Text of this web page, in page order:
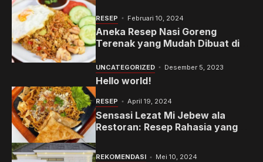
RESEP Februari 10, 2024
Aneka Resep Nasi Goreng
Terenak yang Mudah Dibuat di
Rumah
UNCATEGORIZED Desember 5, 2023
Hello world!
RESEP April 19, 2024
Sensasi Lezat Mi Jebew ala
Restoran: Resep Rahasia yang
REKOMENDASI Mei 10, 2024